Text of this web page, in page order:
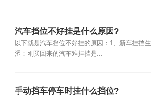
汽车挡位不好挂是什么原因?
以下就是汽车挡位不好挂的原因：1、新车挂挡生
涩：刚买回来的汽车难挂挡是...
手动挡车停车时挂什么挡位?